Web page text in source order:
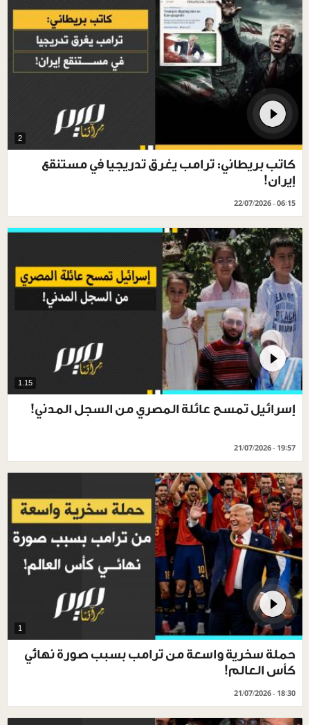
2
كاتب بريطاني: ترامب يغرق تدريجيا في مستنقع
إيران!
22/07/2026 - 06:15
1.15
إسرائيل تمسح عائلة المصري من السجل المدني!
21/07/2026 - 19:57
1
حملة سخرية واسعة من ترامب بسبب صورة نهائي
كأس العالم!
21/07/2026 - 18:30